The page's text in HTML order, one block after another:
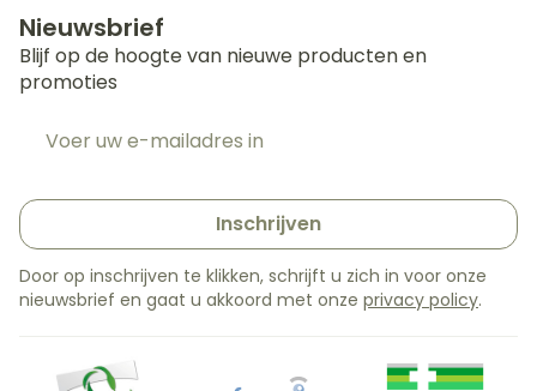
Nieuwsbrief
Blijf op de hoogte van nieuwe producten en
promoties
Inschrijven
Door op inschrijven te klikken, schrijft u zich in voor onze
nieuwsbrief en gaat u akkoord met onze privacy policy.